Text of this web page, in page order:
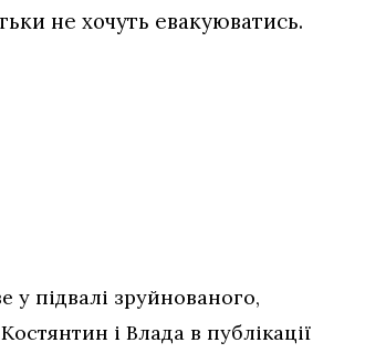
не хочуть евакуюватись.
у підвалі зруйнованого,
і Влада в публікації